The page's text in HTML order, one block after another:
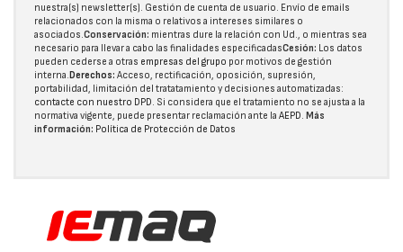
nuestra(s) newsletter(s). Gestión de cuenta de usuario. Envío de emails
relacionados con la misma o relativos a intereses similares o
asociados.Conservación: mientras dure la relación con Ud., o mientras sea
necesario para llevar a cabo las finalidades especificadasCesión: Los datos
pueden cederse a otras empresas del grupo por motivos de gestión
interna.Derechos: Acceso, rectificación, oposición, supresión,
portabilidad, limitación del tratatamiento y decisiones automatizadas:
contacte con nuestro DPD. Si considera que el tratamiento no se ajusta a la
normativa vigente, puede presentar reclamación ante la AEPD. Más
información: Política de Protección de Datos